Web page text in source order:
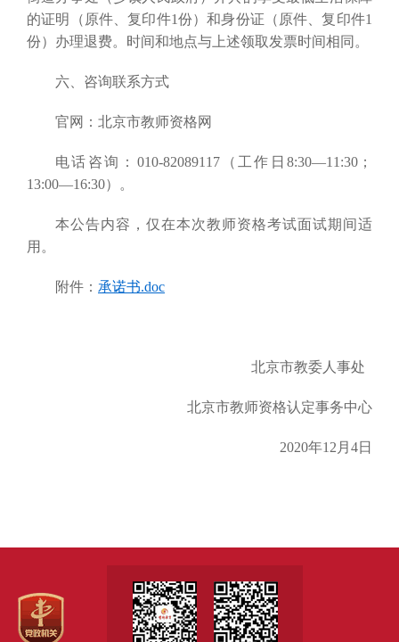
的证明（原件、复印件1份）和身份证（原件、复印件1
份）办理退费。时间和地点与上述领取发票时间相同。
六、咨询联系方式
官网：北京市教师资格网
电话咨询：010-82089117（工作日8:30—11:30；
13:00—16:30）。
本公告内容，仅在本次教师资格考试面试期间适
用。
附件： 承诺书.doc
北京市教委人事处
北京市教师资格认定事务中心
2020年12月4日